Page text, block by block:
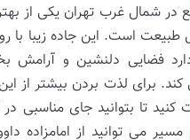
در شمال غرب تهران یکی از
است. این جاده زیبا با
فضایی دلنشین و آرامش
برای لذت بردن بیشتر از
تا بتوانید جای مناسبی در
مسیر می توانید از امامزاده